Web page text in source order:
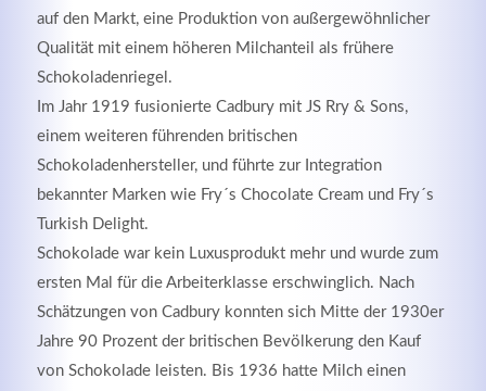
auf den Markt, eine Produktion von außergewöhnlicher
Qualität mit einem höheren Milchanteil als frühere
Schokoladenriegel.
Im Jahr 1919 fusionierte Cadbury mit JS Rry & Sons,
einem weiteren führenden britischen
Schokoladenhersteller, und führte zur Integration
bekannter Marken wie Fry´s Chocolate Cream und Fry´s
Turkish Delight.
Schokolade war kein Luxusprodukt mehr und wurde zum
ersten Mal für die Arbeiterklasse erschwinglich. Nach
Schätzungen von Cadbury konnten sich Mitte der 1930er
Jahre 90 Prozent der britischen Bevölkerung den Kauf
von Schokolade leisten. Bis 1936 hatte Milch einen
Registrieren